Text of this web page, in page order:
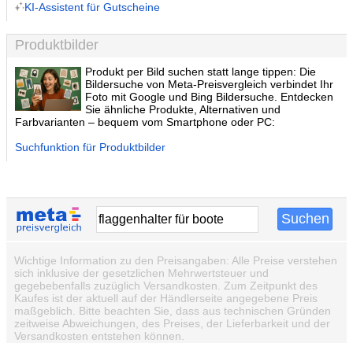
KI-Assistent für Gutscheine
Produktbilder
Produkt per Bild suchen statt lange tippen: Die
Bildersuche von Meta-Preisvergleich verbindet Ihr
Foto mit Google und Bing Bildersuche. Entdecken
Sie ähnliche Produkte, Alternativen und
Farbvarianten – bequem vom Smartphone oder PC:
Suchfunktion für Produktbilder
Wichtige Information zu den Preisangaben: Alle Preise verstehen
sich inklusive der gesetzlichen Mehrwertsteuer und
gegebebenfalls zuzüglich Versandkosten. Zum Zeitpunkt des
Kaufes ist der aktuell auf der Händlerseite angegebene Preis
maßgeblich. Bitte beachten Sie, dass aus technischen Gründen
zeitweise Abweichungen, des Preises, der Lieferbarkeit und der
Versandkosten entstehen können.